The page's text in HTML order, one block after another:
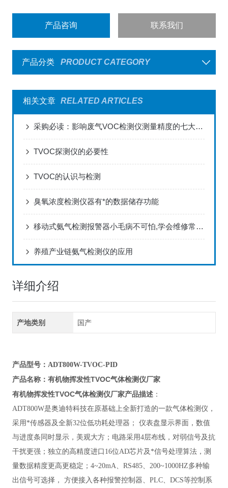
产品咨询 联系我们
产品分类 PRODUCT CATEGORY
相关文章 RELATED ARTICLES
采购必读：影响废气VOC检测仪测量精度的七大关键因素
TVOC探测仪的必要性
TVOC的认识与检测
臭氧浓度检测仪器有*的数据储存功能
移动式氨气检测报警器小毛病不可怕,学会维修常识即可
养殖产业链氨气检测仪的应用
详细介绍
产地类别 国产
产品型号：ADT800W-TVOC-PID
产品名称： 有机物挥发性TVOC气体检测仪厂家
有机物挥发性TVOC气体检测仪厂家产品描述：
ADT800W是奥迪特科技在原基础上全新打造的一款气体检测仪，
采用*传感器及全新32位低功耗处理器； 仪表盘显示界面，数值
与进度条同时显示，美观大方；电路采用4层布线，对弱信号及抗
干扰更强；独立的高精度进口16位AD芯片及*信号处理算法，测
量数据精度更高更稳定；4~20mA、RS485、200~1000HZ多种输
出信号可选择， 方便接入各种报警控制器、PLC、DCS等控制系